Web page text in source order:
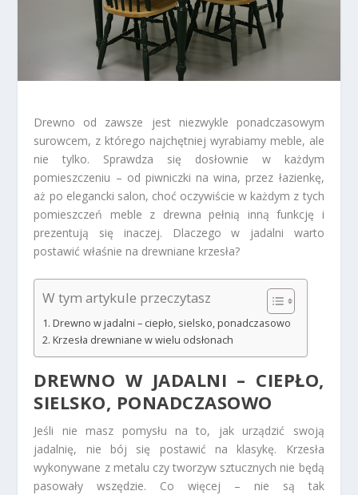
Drewno od zawsze jest niezwykle ponadczasowym
surowcem, z którego najchętniej wyrabiamy meble, ale
nie tylko. Sprawdza się dosłownie w każdym
pomieszczeniu – od piwniczki na wina, przez łazienkę,
aż po elegancki salon, choć oczywiście w każdym z tych
pomieszczeń meble z drewna pełnią inną funkcję i
prezentują się inaczej. Dlaczego w jadalni warto
postawić właśnie na drewniane krzesła?
W tym artykule przeczytasz
Drewno w jadalni – ciepło, sielsko, ponadczasowo
Krzesła drewniane w wielu odsłonach
DREWNO W JADALNI – CIEPŁO,
SIELSKO, PONADCZASOWO
Jeśli nie masz pomysłu na to, jak urządzić swoją
jadalnię, nie bój się postawić na klasykę. Krzesła
wykonywane z metalu czy tworzyw sztucznych nie będą
pasowały wszędzie. Co więcej – nie są tak